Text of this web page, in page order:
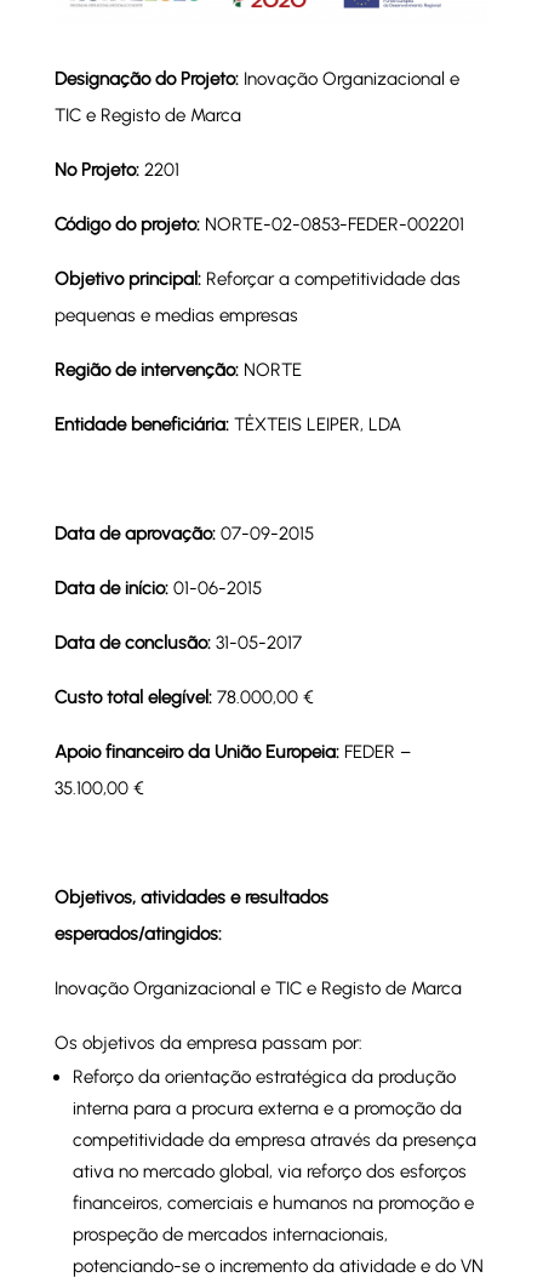
Designação do Projeto: Inovação Organizacional e
TIC e Registo de Marca
Nº Projeto:2201
Código do projeto: NORTE-02-0853-FEDER-002201
Objetivo principal:Reforçar a competitividade das
pequenas e medias empresas
Região de intervenção: NORTE
Entidade beneficiária: TÊXTEIS LEIPER, LDA
Data de aprovação: 07-09-2015
Data de início: 01-06-2015
Data de conclusão: 31-05-2017
Custo total elegível: 78.000,00 €
Apoio financeiro da União Europeia: FEDER –
35.100,00 €
Objetivos, atividades e resultados
esperados/atingidos:
Inovação Organizacional e TIC e Registo de Marca
Os objetivos da empresa passam por:
Reforço da orientação estratégica da produção
interna para a procura externa e a promoção da
competitividade da empresa através da presença
ativa no mercado global, via reforço dos esforços
financeiros, comerciais e humanos na promoção e
prospeção de mercados internacionais,
potenciando-se o incremento da atividade e do VN